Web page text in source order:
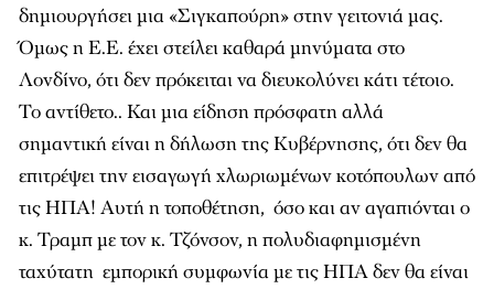
δημιουργήσει μια «Σιγκαπούρη» στην γειτονιά μας.
Όμως η Ε.Ε. έχει στείλει καθαρά μηνύματα στο
Λονδίνο, ότι δεν πρόκειται να διευκολύνει κάτι τέτοιο.
Το αντίθετο.. Και μια είδηση πρόσφατη αλλά
σημαντική είναι η δήλωση της Κυβέρνησης, ότι δεν θα
επιτρέψει την εισαγωγή χλωριωμένων κοτόπουλων από
τις ΗΠΑ! Αυτή η τοποθέτηση, όσο και αν αγαπιόνται ο
κ. Τραμπ με τον κ. Τζόνσον, η πολυδιαφημισμένη
ταχύτατη εμπορική συμφωνία με τις ΗΠΑ δεν θα είναι